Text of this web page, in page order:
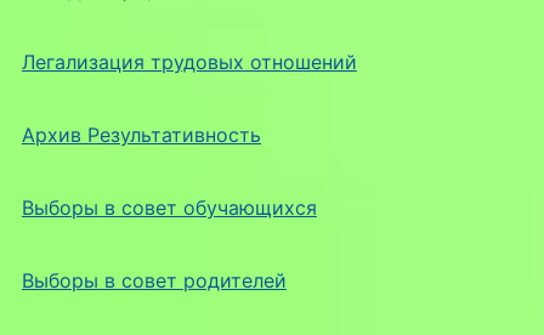
Легализация трудовых отношений
Архив Результативность
Выборы в совет обучающихся
Выборы в совет родителей